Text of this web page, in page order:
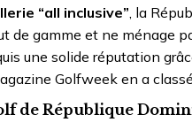
“all inclusive”, la
gamme et ne ménage
une solide réputation
Golfweek en a
de République